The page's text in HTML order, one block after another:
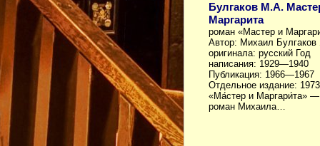
Булгаков М.А.
Маргарита
роман «Мастер и
Автор: Михаил Булгаков
оригинала: русский Год
написания: 1929—1940
Публикация: 1966—1967
Отдельное издание: 1973
«Ма́стер и Маргари́та» —
роман Михаила…